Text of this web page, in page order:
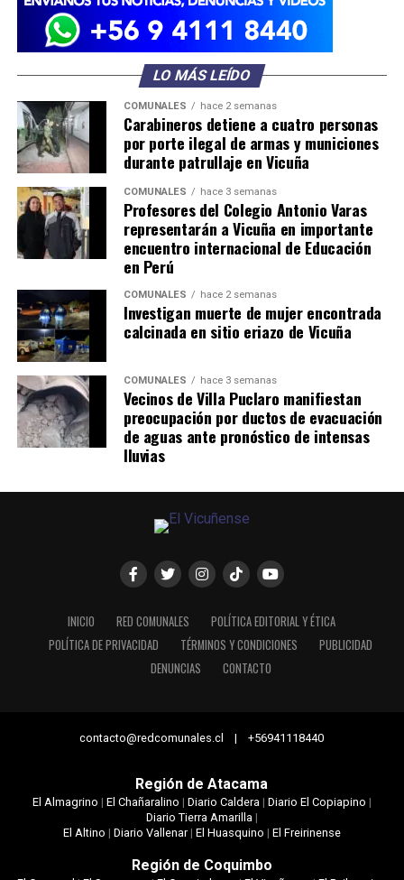
LO MÁS LEÍDO
COMUNALES hace 2 semanas
Carabineros detiene a cuatro personas
por porte ilegal de armas y municiones
durante patrullaje en Vicuña
COMUNALES hace 3 semanas
Profesores del Colegio Antonio Varas
representarán a Vicuña en importante
encuentro internacional de Educación
en Perú
COMUNALES hace 2 semanas
Investigan muerte de mujer encontrada
calcinada en sitio eriazo de Vicuña
COMUNALES hace 3 semanas
Vecinos de Villa Puclaro manifiestan
preocupación por ductos de evacuación
de aguas ante pronóstico de intensas
lluvias
INICIO RED COMUNALES
POLÍTICA EDITORIAL Y ÉTICA
POLÍTICA DE PRIVACIDAD
TÉRMINOS Y CONDICIONES
PUBLICIDAD
DENUNCIAS
CONTACTO
contacto@redcomunales.cl | +56941118440
Región de Atacama
El Almagrino | El Chañaralino | Diario Caldera| Diario El Copiapino |
Diario Tierra Amarilla|
El Altino | Diario Vallenar| El Huasquino | El Freirinense
Región de Coquimbo